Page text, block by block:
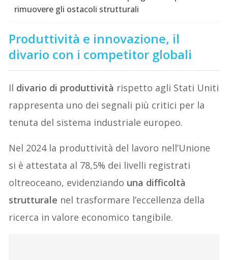
rimuovere gli ostacoli strutturali
Produttività e innovazione, il
divario con i competitor globali
Il divario di produttività rispetto agli Stati Uniti
rappresenta uno dei segnali più critici per la
tenuta del sistema industriale europeo.
Nel 2024 la produttività del lavoro nell’Unione
si è attestata al 78,5% dei livelli registrati
oltreoceano, evidenziando una difficoltà
strutturale nel trasformare l’eccellenza della
ricerca in valore economico tangibile.